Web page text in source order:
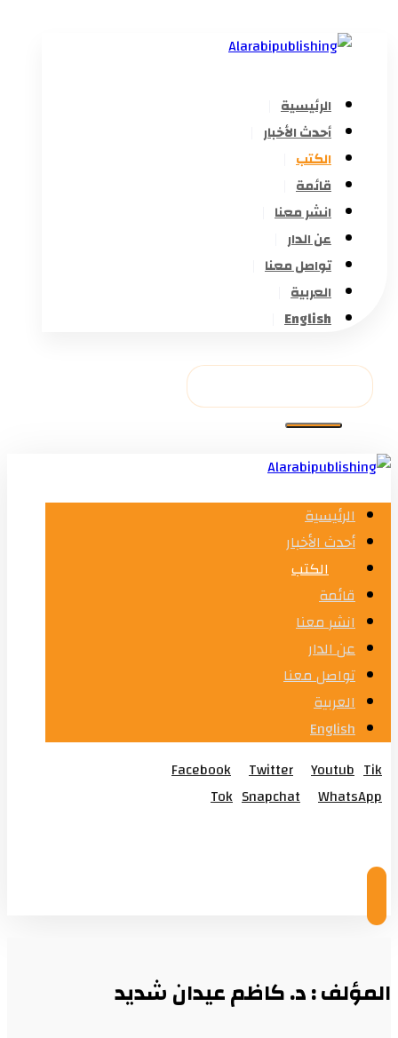
الرئيسية
أحدث الأخبار
الكتب
قائمة
انشر معنا
عن الدار
تواصل معنا
العربية
English
الرئيسية
أحدث الأخبار
الكتب
قائمة
انشر معنا
عن الدار
تواصل معنا
العربية
English
Facebook
Twitter Youtub Tik
Tok Snapchat
WhatsApp
المؤلف : د. كاظم عيدان شديد